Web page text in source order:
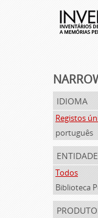
idioma
Registos
português
Todos